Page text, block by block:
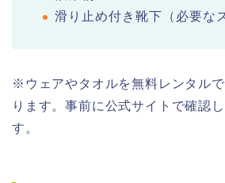
滑り止め付き靴下（必要な
※ウェアやタオルを無料レンタル
ります。事前に公式サイトで確認
す。